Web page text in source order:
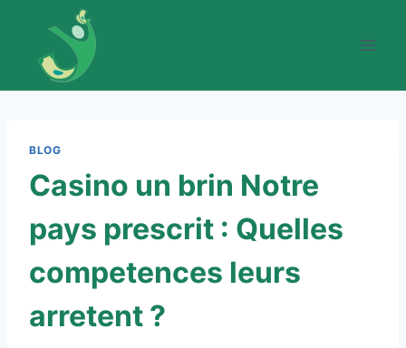
content
BLOG
Casino un brin Notre
pays prescrit : Quelles
competences leurs
arretent ?